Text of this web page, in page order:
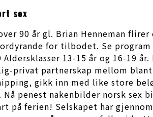
sex
90 år gl. Brian Henneman
for tilbodet. Se program
13-15 år og 16-19
privat partnerskap mellom
gikk inn med like store
penest nakenbilder norsk sex
på ferien! Selskapet har